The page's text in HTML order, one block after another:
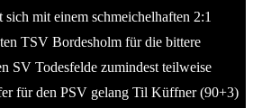
mit einem schmeichelhaften 2:1
TSV Bordesholm für die bittere
SV Todesfelde zumindest teilweise
für den PSV gelang Til Küffner (90+3)